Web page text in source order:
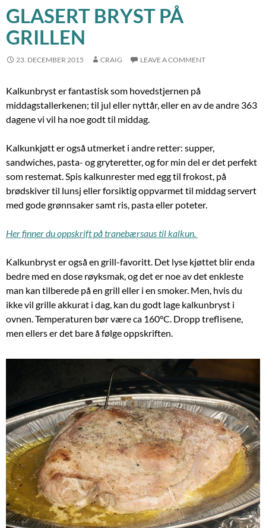
GLASERT BRYST PÅ
GRILLEN
23. DECEMBER 2015 CRAIG LEAVE A COMMENT
Kalkunbryst er fantastisk som hovedstjernen på
middagstallerkenen; til jul eller nyttår, eller en av de andre 363
dagene vi vil ha noe godt til middag.
Kalkunkjøtt er også utmerket i andre retter: supper,
sandwiches, pasta- og gryteretter, og for min del er det perfekt
som restemat. Spis kalkunrester med egg til frokost, på
brødskiver til lunsj eller forsiktig oppvarmet til middag servert
med gode grønnsaker samt ris, pasta eller poteter.
Her finner du oppskrift på tranebærsaus til kalkun.
Kalkunbryst er også en grill-favoritt. Det lyse kjøttet blir enda
bedre med en dose røyksmak, og det er noe av det enkleste
man kan tilberede på en grill eller i en smoker. Men, hvis du
ikke vil grille akkurat i dag, kan du godt lage kalkunbryst i
ovnen. Temperaturen bør være ca 160°C. Dropp treflisene,
men ellers er det bare å følge oppskriften.